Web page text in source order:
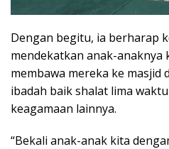
Dengan begitu, ia berharap
mendekatkan anak-anaknya
membawa mereka ke masjid
ibadah baik shalat lima
keagamaan lainnya.
“Bekali anak-anak kita